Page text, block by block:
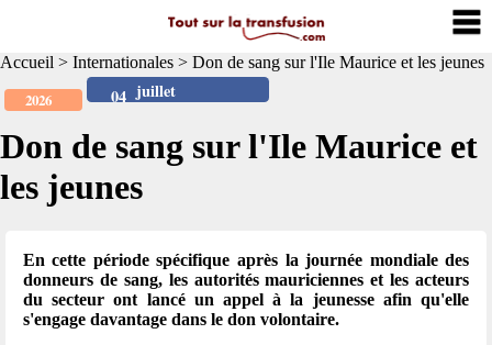
Accueil > Internationales > Don de sang sur l'Ile Maurice et les jeunes
juillet
04
2026
Don de sang sur l'Ile Maurice et
les jeunes
En cette période spécifique après la journée mondiale des
donneurs de sang, les autorités mauriciennes et les acteurs
du secteur ont lancé un appel à la jeunesse afin qu'elle
s'engage davantage dans le don volontaire.